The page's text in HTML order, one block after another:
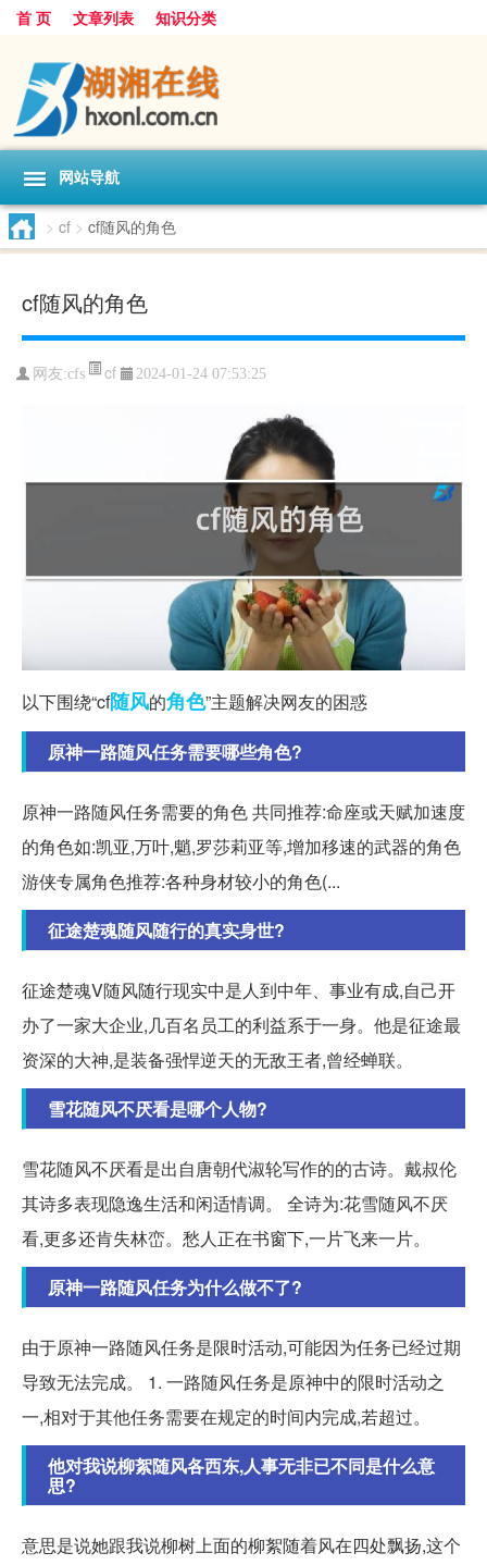
首 页 文章列表 知识分类
网站导航
> cf > cf随风的角色
cf随风的角色
网友:cfs cf 2024-01-24 07:53:25
以下围绕“cf随风的角色”主题解决网友的困惑
原神一路随风任务需要哪些角色?
原神一路随风任务需要的角色 共同推荐:命座或天赋加速度
的角色如:凯亚,万叶,魈,罗莎莉亚等,增加移速的武器的角色
游侠专属角色推荐:各种身材较小的角色(...
征途楚魂随风随行的真实身世?
征途楚魂V随风随行现实中是人到中年、事业有成,自己开
办了一家大企业,几百名员工的利益系于一身。他是征途最
资深的大神,是装备强悍逆天的无敌王者,曾经蝉联。
雪花随风不厌看是哪个人物?
雪花随风不厌看是出自唐朝代淑轮写作的的古诗。戴叔伦
其诗多表现隐逸生活和闲适情调。 全诗为:花雪随风不厌
看,更多还肯失林峦。愁人正在书窗下,一片飞来一片。
原神一路随风任务为什么做不了?
由于原神一路随风任务是限时活动,可能因为任务已经过期
导致无法完成。 1. 一路随风任务是原神中的限时活动之
一,相对于其他任务需要在规定的时间内完成,若超过。
他对我说柳絮随风各西东,人事无非已不同是什么意
思?
意思是说她跟我说柳树上面的柳絮随着风在四处飘扬,这个